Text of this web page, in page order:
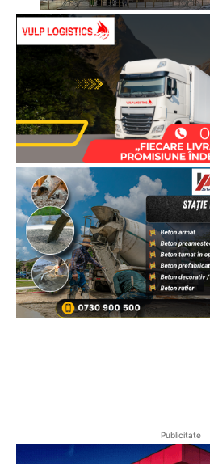
Publicitate